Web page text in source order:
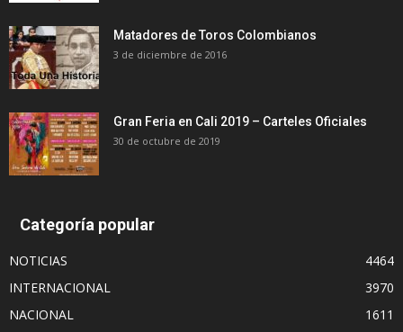
Matadores de Toros Colombianos
3 de diciembre de 2016
Gran Feria en Cali 2019 – Carteles Oficiales
30 de octubre de 2019
Categoría popular
NOTICIAS
4464
INTERNACIONAL
3970
NACIONAL
1611